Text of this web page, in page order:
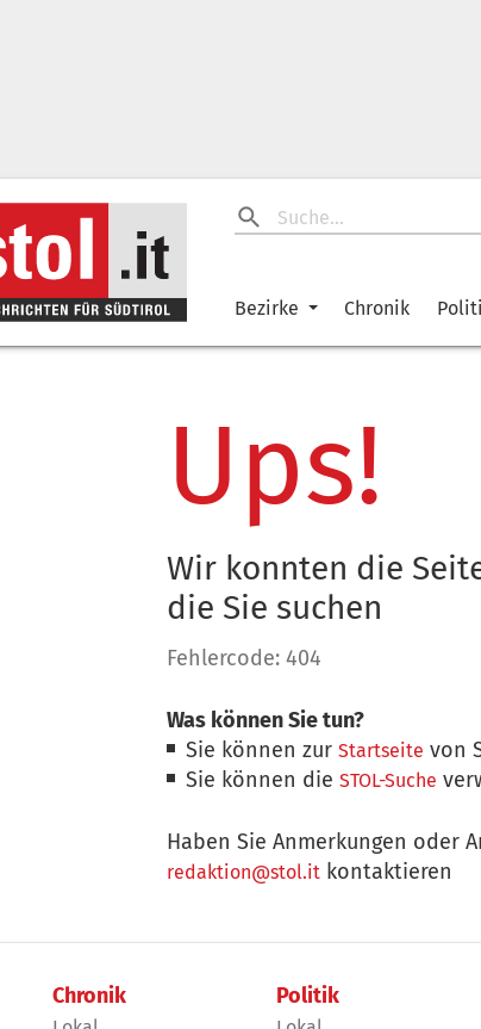
Bezirke Chronik
Ups!
Wir konnten die
die Sie suchen
Fehlercode: 404
Was können Sie tun?
Sie können zurStartseite von
Sie können dieSTOL-Suche
Haben Sie Anmerkungen oder
redaktion@stol.it kontaktieren
Chronik Politik